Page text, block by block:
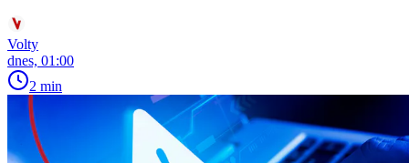
Volty
dnes, 01:00
2 min